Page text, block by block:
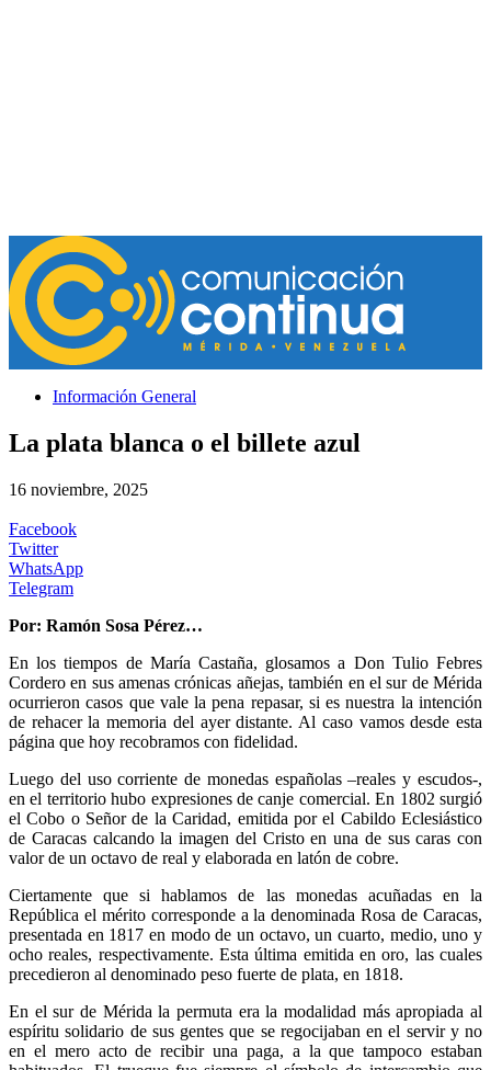
Información General
La plata blanca o el billete azul
16 noviembre, 2025
Facebook
Twitter
WhatsApp
Telegram
Por: Ramón Sosa Pérez…
En los tiempos de María Castaña, glosamos a Don Tulio Febres
Cordero en sus amenas crónicas añejas, también en el sur de Mérida
ocurrieron casos que vale la pena repasar, si es nuestra la intención
de rehacer la memoria del ayer distante. Al caso vamos desde esta
página que hoy recobramos con fidelidad.
Luego del uso corriente de monedas españolas –reales y escudos-,
en el territorio hubo expresiones de canje comercial. En 1802 surgió
el Cobo o Señor de la Caridad, emitida por el Cabildo Eclesiástico
de Caracas calcando la imagen del Cristo en una de sus caras con
valor de un octavo de real y elaborada en latón de cobre.
Ciertamente que si hablamos de las monedas acuñadas en la
República el mérito corresponde a la denominada Rosa de Caracas,
presentada en 1817 en modo de un octavo, un cuarto, medio, uno y
ocho reales, respectivamente. Esta última emitida en oro, las cuales
precedieron al denominado peso fuerte de plata, en 1818.
En el sur de Mérida la permuta era la modalidad más apropiada al
espíritu solidario de sus gentes que se regocijaban en el servir y no
en el mero acto de recibir una paga, a la que tampoco estaban